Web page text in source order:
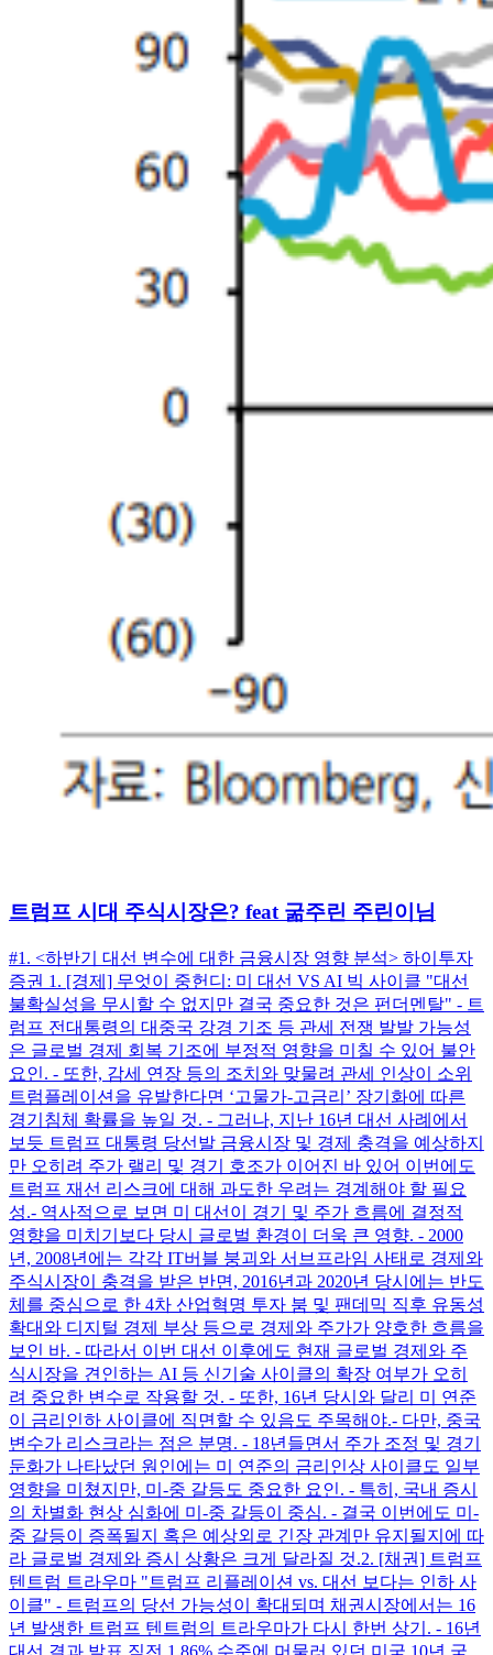
트럼프 시대 주식시장은? feat 굶주린 주린이님
#1. <하반기 대선 변수에 대한 금융시장 영향 분석> 하이투자
증권 1. [경제] 무엇이 중헌디: 미 대선 VS AI 빅 사이클 "대선
불확실성을 무시할 수 없지만 결국 중요한 것은 펀더멘탈" - 트
럼프 전대통령의 대중국 강경 기조 등 관세 전쟁 발발 가능성
은 글로벌 경제 회복 기조에 부정적 영향을 미칠 수 있어 불안
요인. - 또한, 감세 연장 등의 조치와 맞물려 관세 인상이 소위
트럼플레이션을 유발한다면 ‘고물가-고금리’ 장기화에 따른
경기침체 확률을 높일 것. - 그러나, 지난 16년 대선 사례에서
보듯 트럼프 대통령 당선발 금융시장 및 경제 충격을 예상하지
만 오히려 주가 랠리 및 경기 호조가 이어진 바 있어 이번에도
트럼프 재선 리스크에 대해 과도한 우려는 경계해야 할 필요
성. ​ - 역사적으로 보면 미 대선이 경기 및 주가 흐름에 결정적
영향을 미치기보다 당시 글로벌 환경이 더욱 큰 영향. - 2000
년, 2008년에는 각각 IT버블 붕괴와 서브프라임 사태로 경제와
주식시장이 충격을 받은 반면, 2016년과 2020년 당시에는 반도
체를 중심으로 한 4차 산업혁명 투자 붐 및 팬데믹 직후 유동성
확대와 디지털 경제 부상 등으로 경제와 주가가 양호한 흐름을
보인 바. - 따라서 이번 대선 이후에도 현재 글로벌 경제와 주
식시장을 견인하는 AI 등 신기술 사이클의 확장 여부가 오히
려 중요한 변수로 작용할 것. - 또한, 16년 당시와 달리 미 연준
이 금리인하 사이클에 직면할 수 있음도 주목해야. ​ - 다만, 중국
변수가 리스크라는 점은 분명. - 18년들면서 주가 조정 및 경기
둔화가 나타났던 원인에는 미 연준의 금리인상 사이클도 일부
영향을 미쳤지만, 미-중 갈등도 중요한 요인. - 특히, 국내 증시
의 차별화 현상 심화에 미-중 갈등이 중심. - 결국 이번에도 미-
중 갈등이 증폭될지 혹은 예상외로 긴장 관계만 유지될지에 따
라 글로벌 경제와 증시 상황은 크게 달라질 것. ​ 2. [채권] 트럼프
텐트럼 트라우마 "트럼프 리플레이션 vs. 대선 보다는 인하 사
이클" - 트럼프의 당선 가능성이 확대되며 채권시장에서는 16
년 발생한 트럼프 텐트럼의 트라우마가 다시 한번 상기. - 16년
대선 결과 발표 직전 1.86% 수준에 머물러 있던 미국 10년 국